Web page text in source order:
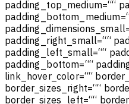
padding top_ medium=““ p
padding bottom medium=
padding _dimensions _small
padding rig ht _small=““ pa
padding left _small=““ pad
padding bottom=““ paddin
lin k_ hover_ color=““ border_
border_sizes rig ht=““ borde
border_sizes left=““ border_